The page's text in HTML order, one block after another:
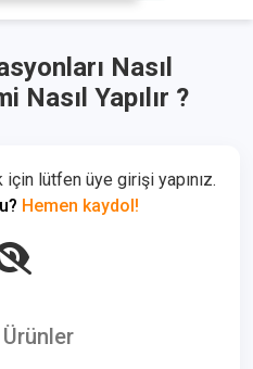
Nasıl
Nasıl Yapılır ?
lütfen üye girişi yapınız.
Hemen kaydol!